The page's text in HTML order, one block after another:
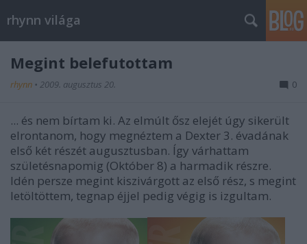
rhynn világa
Megint belefutottam
rhynn • 2009. augusztus 20. 0
... és nem bírtam ki. Az elmúlt ősz elejét úgy sikerült
elrontanom, hogy megnéztem a Dexter 3. évadának
első két részét augusztusban. Így várhattam
születésnapomig (Október 8) a harmadik részre.
Idén persze megint kiszivárgott az első rész, s megint
letöltöttem, tegnap éjjel pedig végig is izgultam.